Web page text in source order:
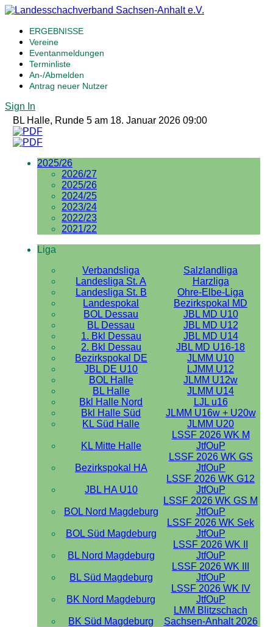
ERGEBNISSE
Vereine
Eventanmeldungen
Terminliste
An-/Abmelden
Antrag neuer Nutzer
Sign In
BL Halle, Runde 5 am 18. Januar 2026 09:00
2025/26
2026/27
2025/26
2024/25
2023/24
2022/23
2021/22
Liga
Verbandsliga
Salzlandliga
Landesliga St. A
Harzliga
Landesliga St. B
Ohre-Elbe-Liga
Landespokal
Bezirkspokal MD
BOL Dessau
JBL MD U10
BL Dessau
JBL MD U12
1. Bkl Dessau
JBL MD U14
2. Bkl Dessau
JBL MD U16-18
Bezirkspokal DE
JLMM U10
JBL DE U10
LJMM U12
BOL Halle
JLMM U12w
BL Halle
JLMM U14
Bkl Halle Nord
LJL u16
Bkl Halle Süd
JLMM U16w + U20w
KL Süd Halle
JLMM U20
KL Mitte Halle
LSSF 2026 WK M
JtfOuP
Bezirkspokal HA
LSSF 2026 WK GS
JtfOuP
JBL HA U10
LSSF 2026 WK G12
JtfOuP
BOL Nord Magdeburg
LSSF 2026 WK GS M
JtfOuP
BOL Süd Magdeburg
LSSF 2026 WK Sek
JtfOuP
BL Nord Magdeburg
LSSF 2026 WK II
JtfOuP
BL Süd Magdeburg
LSSF 2026 WK III
JtfOuP
BK Nord Magdeburg
LSSF 2026 WK IV
JtfOuP
BK Süd Magdeburg
LMM Blitzschach
Sachsen-Anhalt 2026